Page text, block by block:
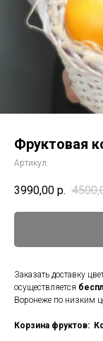
Фруктовая
Артикул:
3990,00 р.
Заказать доставку
осуществляется
Воронеже по низким
Корзина фруктов: